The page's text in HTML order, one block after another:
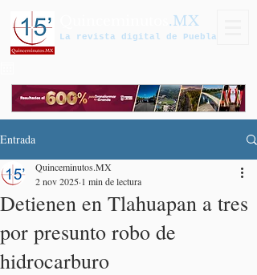
.MX
La revista digital de Puebla
Entrada
Detienen en Tlahuapan a tres
por presunto robo de
hidrocarburo
Quinceminutos.MX
2 nov 2025 1 min de lectura